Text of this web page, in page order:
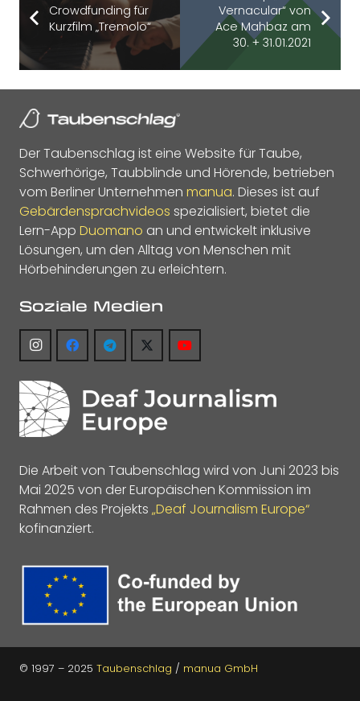
Crowdfunding für
Kurzfilm „Tremolo“
Vernacular“ von
Ace Mahbaz am
30. + 31.01.2021
Der Taubenschlag ist eine Website für Taube,
Schwerhörige, Taubblinde und Hörende, betrieben
vom Berliner Unternehmen manua. Dieses ist auf
Gebärdensprachvideos spezialisiert, bietet die
Lern-App Duomano an und entwickelt inklusive
Lösungen, um den Alltag von Menschen mit
Hörbehinderungen zu erleichtern.
Soziale Medien
Die Arbeit von Taubenschlag wird von Juni 2023 bis
Mai 2025 von der Europäischen Kommission im
Rahmen des Projekts „Deaf Journalism Europe“
kofinanziert.
© 1997 – 2025 Taubenschlag / manua GmbH